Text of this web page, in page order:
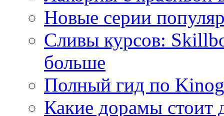
Новые серии
Сливы курсов:
больше
Полный гид по
Какие дорамы стоит